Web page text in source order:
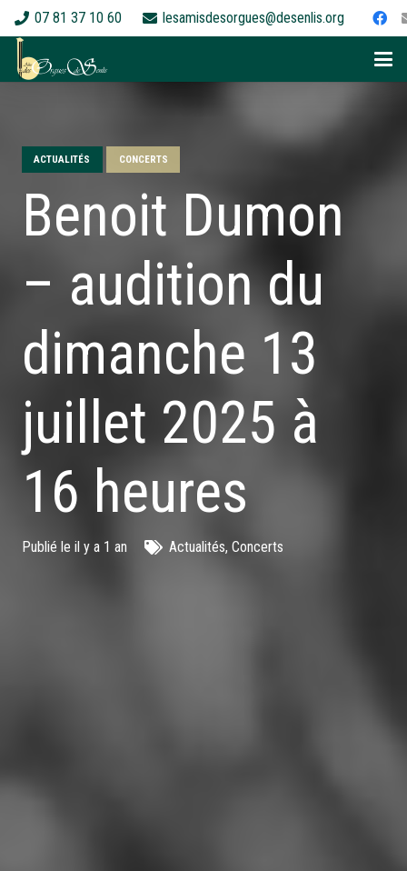
07 81 37 10 60 lesamisdesorgues@desenlis.org
ACTUALITÉS CONCERTS
Benoit Dumon
– audition du
dimanche 13
juillet 2025 à
16 heures
Publié le il y a 1 an Actualités, Concerts